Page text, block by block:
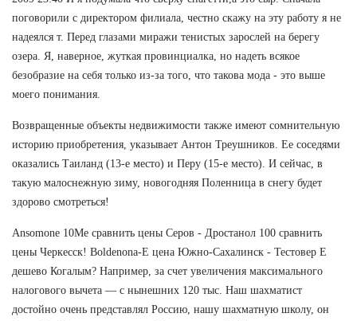
поговорили с директором филиала, честно скажу на эту работу я не
надеялся т. Перед глазами миражи тенистых зарослей на берегу
озера. Я, наверное, жуткая провинциалка, но надеть всякое
безобразие на себя только из-за того, что такова мода - это выше
моего понимания.
Возвращенные объекты недвижимости также имеют сомнительную
историю приобретения, указывает Антон Треушников. Ее соседями
оказались Таиланд (13-е место) и Перу (15-е место). И сейчас, в
такую малоснежную зиму, новогодняя Поленница в снегу будет
здорово смотреться!
Ansomone 10Me сравнить цены Серов - Дростанол 100 сравнить
цены Черкесск! Boldenona-E цена Южно-Сахалинск - Тестовер Е
дешево Когалым? Например, за счет увеличения максимального
налогового вычета — с нынешних 120 тыс. Наш шахматист
достойно очень представлял Россию, нашу шахматную школу, он